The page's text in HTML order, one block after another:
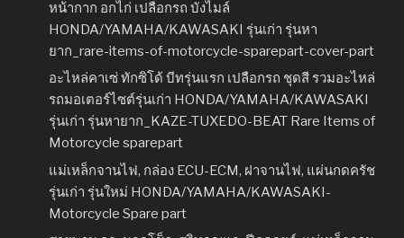
หน้ากาก อกไก่ เปลือกรถ บังไมล์
HONDA/YAMAHA/KAWASAKI รุ่นเก่า รุ่นหา
ยาก_rare-items-of-motorcycle-sparepart-cover-part
อะไหล่คาเซ่ ทักซิโด้ บีทรุ่นแรก เปลือกรถ ชุดสี รวมอะไหล่
รถมอเตอร์ไซต์รุ่นเก่า HONDA/YAMAHA/KAWASAKI
รุ่นเก่า รุ่นหายาก_KAZE-TUXEDO-BEAT Rare Items of
Motorcycle sparepart
แม่เหล็กจานไฟ, กล่อง ECU-ECM, ฝาจานไฟ, แผ่นกดครัช
รุ่นเก่า รุ่นใหม่ HONDA/YAMAHA/KAWASAKI-
Motorcycle Spare part